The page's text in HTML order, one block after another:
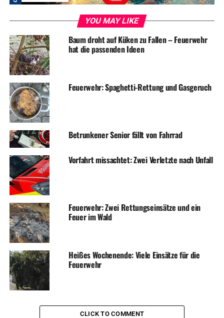
Busse und Bahnen an den Feiertagen
Feuerwehr löscht Mülleimer am Bahnsteig
YOU MAY LIKE
Baum droht auf Küken zu Fallen – Feuerwehr
hat die passenden Ideen
Feuerwehr: Spaghetti-Rettung und Gasgeruch
Betrunkener Senior fällt von Fahrrad
Vorfahrt missachtet: Zwei Verletzte nach Unfall
Feuerwehr: Zwei Rettungseinsätze und ein
Feuer im Wald
Heißes Wochenende: Viele Einsätze für die
Feuerwehr
CLICK TO COMMENT